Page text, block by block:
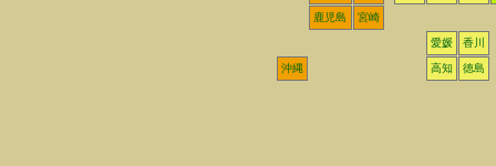
鹿児島 宮崎
愛媛 香川
沖縄 高知 徳島